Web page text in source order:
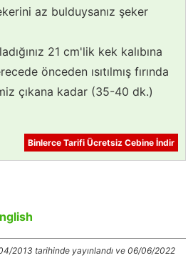
az bulduysanız şeker
21 cm'lik kek kalıbına
önceden ısıtılmış fırında
çıkana kadar (35-40 dk.)
Binlerce Tarifi Ücretsiz Cebine İndir
2013 tarihinde yayınlandı ve 06/06/2022